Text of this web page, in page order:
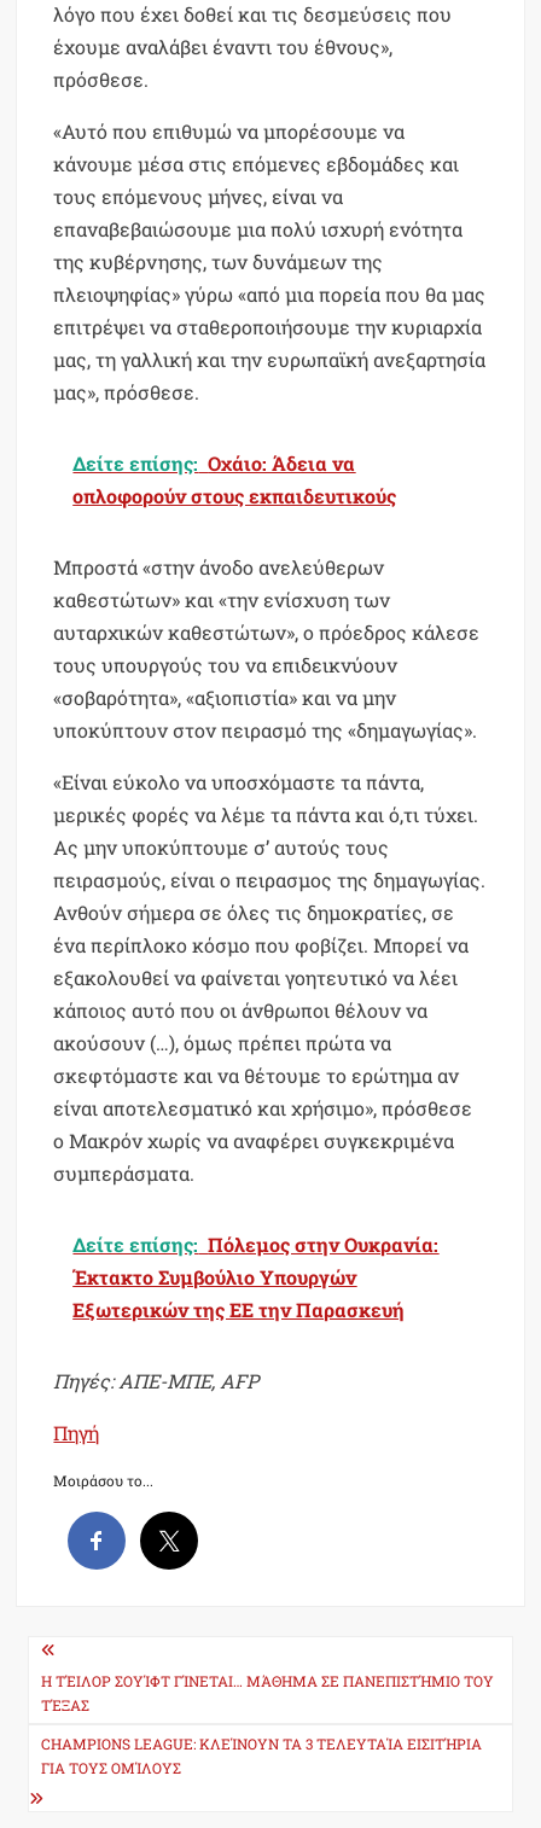
λόγο που έχει δοθεί και τις δεσμεύσεις που
έχουμε αναλάβει έναντι του έθνους»,
πρόσθεσε.
«Αυτό που επιθυμώ να μπορέσουμε να
κάνουμε μέσα στις επόμενες εβδομάδες και
τους επόμενους μήνες, είναι να
επαναβεβαιώσουμε μια πολύ ισχυρή ενότητα
της κυβέρνησης, των δυνάμεων της
πλειοψηφίας» γύρω «από μια πορεία που θα μας
επιτρέψει να σταθεροποιήσουμε την κυριαρχία
μας, τη γαλλική και την ευρωπαϊκή ανεξαρτησία
μας», πρόσθεσε.
Δείτε επίσης: Οχάιο: Άδεια να
οπλοφορούν στους εκπαιδευτικούς
Μπροστά «στην άνοδο ανελεύθερων
καθεστώτων» και «την ενίσχυση των
αυταρχικών καθεστώτων», ο πρόεδρος κάλεσε
τους υπουργούς του να επιδεικνύουν
«σοβαρότητα», «αξιοπιστία» και να μην
υποκύπτουν στον πειρασμό της «δημαγωγίας».
«Είναι εύκολο να υποσχόμαστε τα πάντα,
μερικές φορές να λέμε τα πάντα και ό,τι τύχει.
Ας μην υποκύπτουμε σ’ αυτούς τους
πειρασμούς, είναι ο πειρασμος της δημαγωγίας.
Ανθούν σήμερα σε όλες τις δημοκρατίες, σε
ένα περίπλοκο κόσμο που φοβίζει. Μπορεί να
εξακολουθεί να φαίνεται γοητευτικό να λέει
κάποιος αυτό που οι άνθρωποι θέλουν να
ακούσουν (…), όμως πρέπει πρώτα να
σκεφτόμαστε και να θέτουμε το ερώτημα αν
είναι αποτελεσματικό και χρήσιμο», πρόσθεσε
ο Μακρόν χωρίς να αναφέρει συγκεκριμένα
συμπεράσματα.
Δείτε επίσης: Πόλεμος στην Ουκρανία:
Έκτακτο Συμβούλιο Υπουργών
Εξωτερικών της ΕΕ την Παρασκευή
Πηγές: ΑΠΕ-ΜΠΕ, AFP
Πηγή
Μοιράσου το...
Post
navigation
Η ΤΈΙΛΟΡ ΣΟΥΊΦΤ ΓΊΝΕΤΑΙ… ΜΆΘΗΜΑ ΣΕ ΠΑΝΕΠΙΣΤΉΜΙΟ ΤΟΥ
ΤΈΞΑΣ
CHAMPIONS LEAGUE: ΚΛΕΊΝΟΥΝ ΤΑ 3 ΤΕΛΕΥΤΑΊΑ ΕΙΣΙΤΉΡΙΑ
ΓΙΑ ΤΟΥΣ ΟΜΊΛΟΥΣ